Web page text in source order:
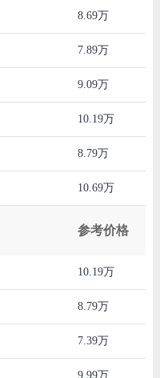
8.69万
7.89万
9.09万
10.19万
8.79万
10.69万
参考价格
10.19万
8.79万
7.39万
9.99万